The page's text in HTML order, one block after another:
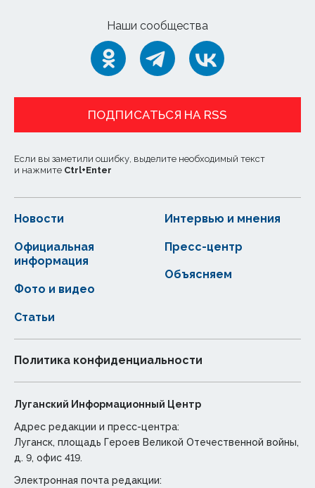
Наши сообщества
ПОДПИСАТЬСЯ НА RSS
Если вы заметили ошибку, выделите необходимый текст
и нажмите Ctrl+Enter
Новости
Статьи
Официальная
информация
Интервью и мнения
Фото и видео
Пресс-центр
Объясняем
Политика конфиденциальности
Луганский Информационный Центр
Адрес редакции и пресс-центра:
Луганск, площадь Героев Великой Отечественной войны,
д. 9, офис 419.
Электронная почта редакции: